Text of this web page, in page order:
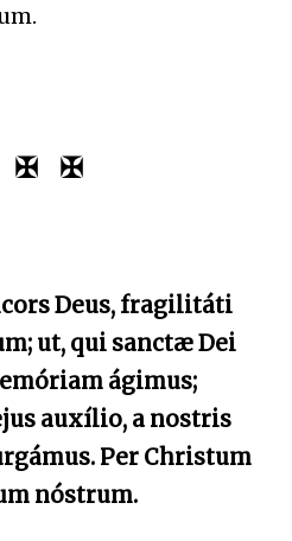
✠ ✠
Deus, fragilitáti
ut, qui sanctæ Dei
ágimus;
auxílio, a nostris
Per Christum
nóstrum.